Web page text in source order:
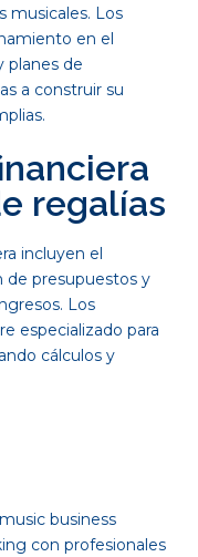
musicales. Los
en el
planes de
a construir su
regalías
incluyen el
de presupuestos y
Los
especializado para
cálculos y
business
con profesionales